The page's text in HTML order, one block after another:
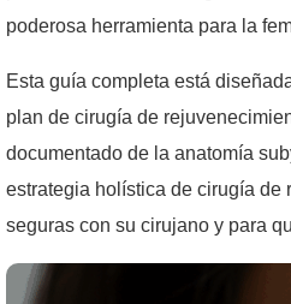
poderosa herramienta para la
Esta guía completa está
plan de cirugía de
documentado de la anatomía
estrategia holística de cirugía de
seguras con su cirujano y para